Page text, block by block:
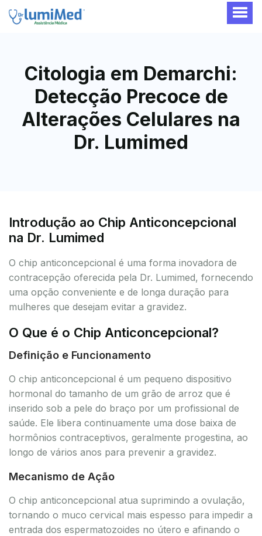
Citologia em Demarchi:
Detecção Precoce de
Alterações Celulares na
Dr. Lumimed
Introdução ao Chip Anticoncepcional
na Dr. Lumimed
O chip anticoncepcional é uma forma inovadora de
contracepção oferecida pela Dr. Lumimed, fornecendo
uma opção conveniente e de longa duração para
mulheres que desejam evitar a gravidez.
O Que é o Chip Anticoncepcional?
Definição e Funcionamento
O chip anticoncepcional é um pequeno dispositivo
hormonal do tamanho de um grão de arroz que é
inserido sob a pele do braço por um profissional de
saúde. Ele libera continuamente uma dose baixa de
hormônios contraceptivos, geralmente progestina, ao
longo de vários anos para prevenir a gravidez.
Mecanismo de Ação
O chip anticoncepcional atua suprimindo a ovulação,
tornando o muco cervical mais espesso para impedir a
entrada dos espermatozoides no útero e afinando o